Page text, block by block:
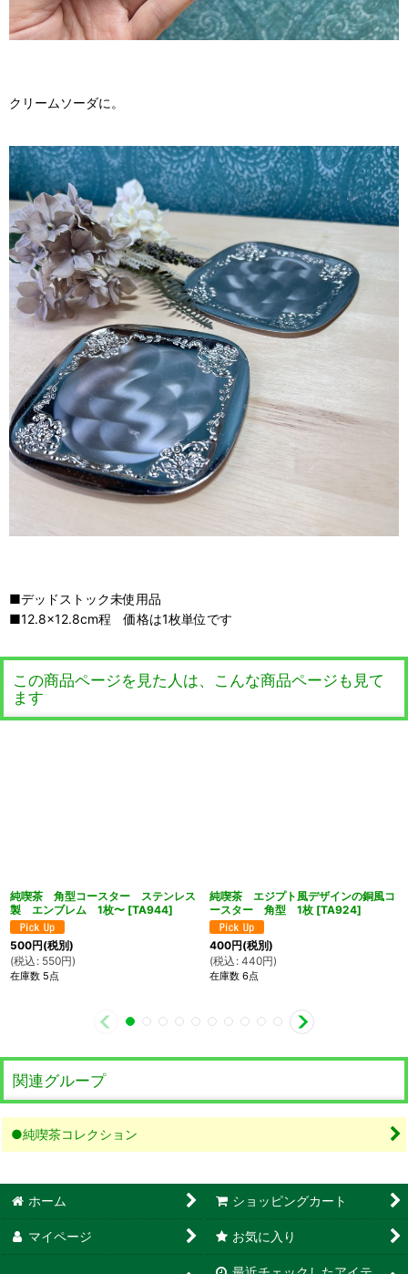
クリームソーダに。
■デッドストック未使用品
■12.8×12.8cm程 価格は1枚単位です
この商品ページを見た人は、こんな商品ページも見て
ます
純喫茶 角型コースター ステンレス
製 エンブレム 1枚〜 [TA944]
500円(税別)
(税込 : 550円)
在庫数 5点
純喫茶 エジプト風デザインの銅風コ
ースター 角型 1枚 [TA924]
400円(税別)
(税込 : 440円)
在庫数 6点
関連グループ
●純喫茶コレクション
ホーム ショッピングカート
マイページ お気に入り